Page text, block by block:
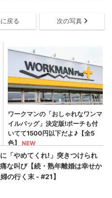
戻る 次の写真